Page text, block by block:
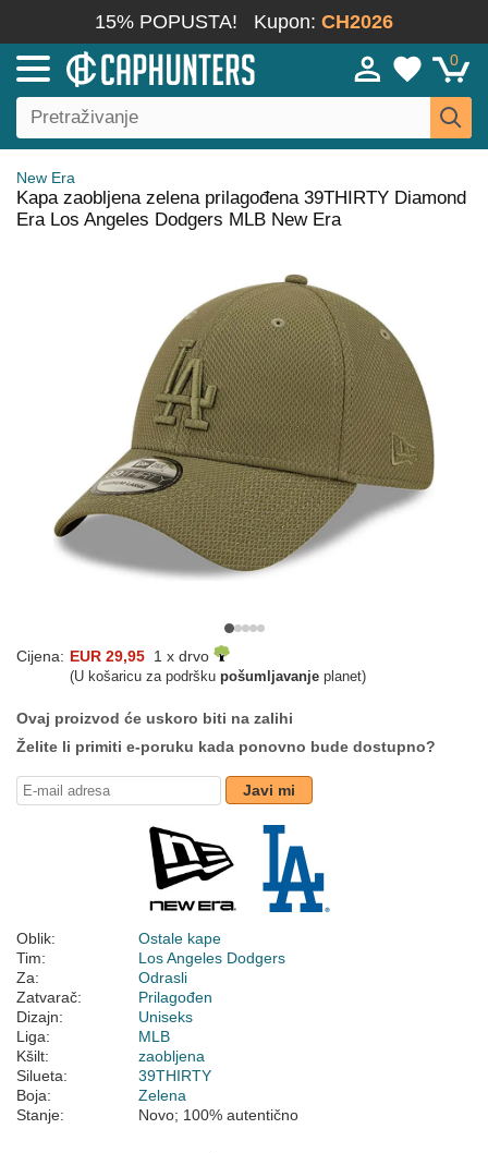
15% POPUSTA! Kupon: CH2026
0
New Era
Kapa zaobljena zelena prilagođena 39THIRTY Diamond
Era Los Angeles Dodgers MLB New Era
Cijena: EUR 29,95 1 x drvo
(U košaricu za podršku pošumljavanje planet)
Ovaj proizvod će uskoro biti na zalihi
Želite li primiti e-poruku kada ponovno bude dostupno?
Javi mi
Oblik:
Ostale kape
Tim:
Los Angeles Dodgers
Za:
Odrasli
Zatvarač:
Prilagođen
Dizajn:
Uniseks
Liga:
MLB
Kšilt:
zaobljena
Silueta:
39THIRTY
Boja:
Zelena
Stanje:
Novo; 100% autentično